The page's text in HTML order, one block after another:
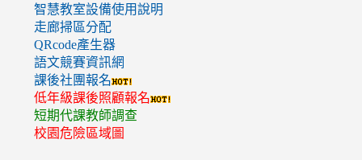
智慧教室設備使用說明
走廊掃區分配
QRcode產生器
語文競賽資訊網
課後社團報名
低年級課後照顧報名
短期代課教師調查
校園危險區域圖